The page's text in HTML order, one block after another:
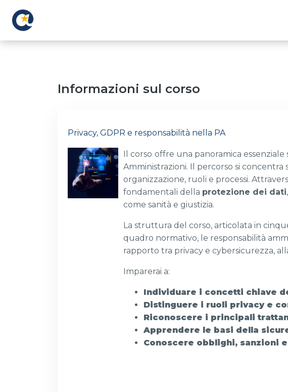
Informazioni sul corso
Privacy, GDPR e responsabilità nella PA
Il corso offre una panoramica
Amministrazioni. Il percorso si
organizzazione, ruoli e processi.
fondamentali della protezione dei dati
come sanità e giustizia.
La struttura del corso, articolata in
quadro normativo, le responsabilità
rapporto tra privacy e cybersicurezza,
Imparerai a:
Individuare i concetti chiave
Distinguere i ruoli privacy e
Riconoscere i principali
Apprendere le basi della
Conoscere obblighi, sanzioni